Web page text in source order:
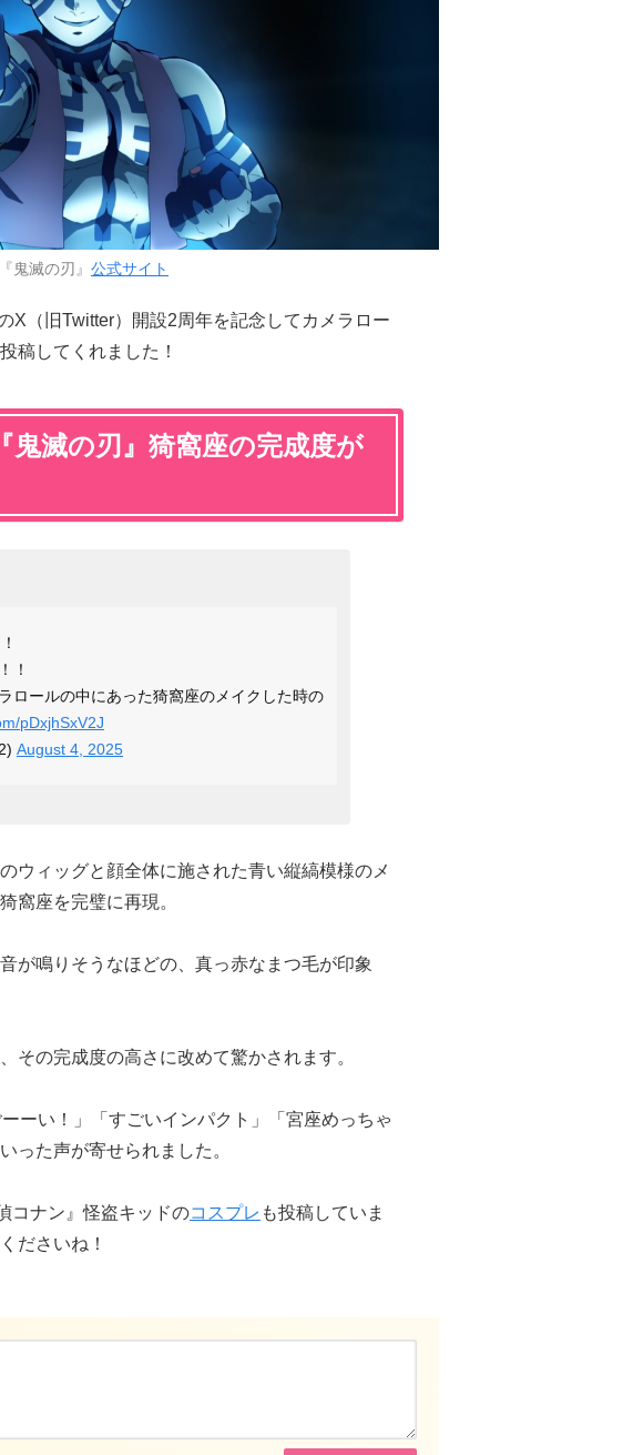
鬼滅の刃』 公式サイト
X（旧Twitter）開設2周年を記念してカメラロー
稿してくれました！
鬼滅の刃』猗窩座の完成度が
！
ロールの中にあった猗窩座のメイクした時の
pDxjhSxV2J
August 4, 2025
ウィッグと顔全体に施された青い縦縞模様のメ
窩座を完璧に再現。
が鳴りそうなほどの、真っ赤なまつ毛が印象
その完成度の高さに改めて驚かされます。
ーい！」「すごいインパクト」「宮座めっちゃ
った声が寄せられました。
コナン』怪盗キッドのコスプレ も投稿していま
ださいね！